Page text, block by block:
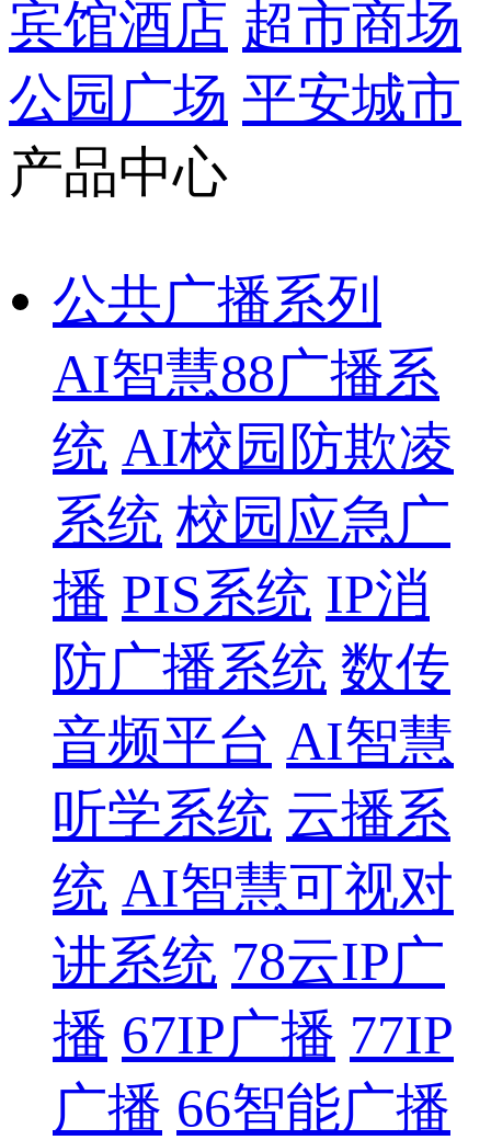
宾馆酒店 超市商场
公园广场 平安城市
产品中心
公共广播系列
AI智慧88广播系
统 AI校园防欺凌
系统 校园应急广
播 PIS系统 IP消
防广播系统 数传
音频平台 AI智慧
听学系统 云播系
统 AI智慧可视对
讲系统 78云IP广
播 67IP广播 77IP
广播 66智能广播